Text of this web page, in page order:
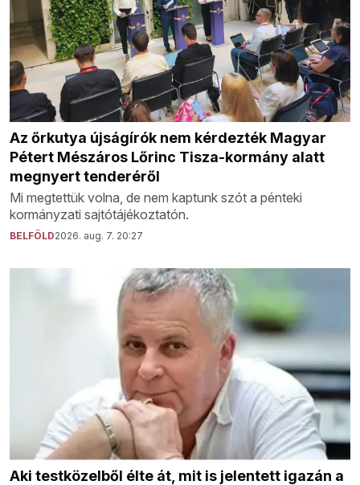
Az őrkutya újságírók nem kérdezték Magyar
Pétert Mészáros Lőrinc Tisza-kormány alatt
megnyert tenderéről
Mi megtettük volna, de nem kaptunk szót a pénteki
kormányzati sajtótájékoztatón.
BELFÖLD2026. aug. 7. 20:27
Aki testközelből élte át, mit is jelentett igazán a